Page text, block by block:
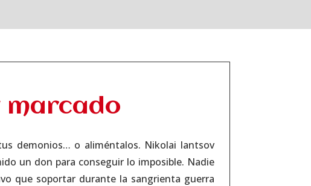
marcado
demonios… o aliméntalos. Nikolai lantsov
un don para conseguir lo imposible. Nadie
que soportar durante la sangrienta guerra